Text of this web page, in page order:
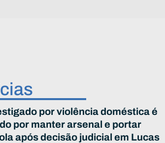
por violência doméstica é
por manter arsenal e portar
após decisão judicial em Lucas